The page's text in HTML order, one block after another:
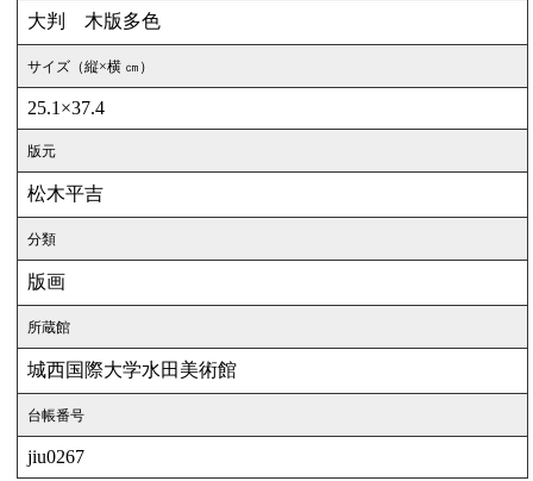
大判 木版多色
サイズ（縦×横 ㎝）
25.1×37.4
版元
松木平吉
分類
版画
所蔵館
城西国際大学水田美術館
台帳番号
jiu0267